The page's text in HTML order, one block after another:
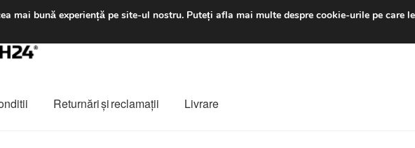
luni-vineri 9 a.m. - 4
Returnări şi reclamații Livrare
mai bună experiență pe site-ul nostru. Puteți afla mai multe despre cookie-urile pe care